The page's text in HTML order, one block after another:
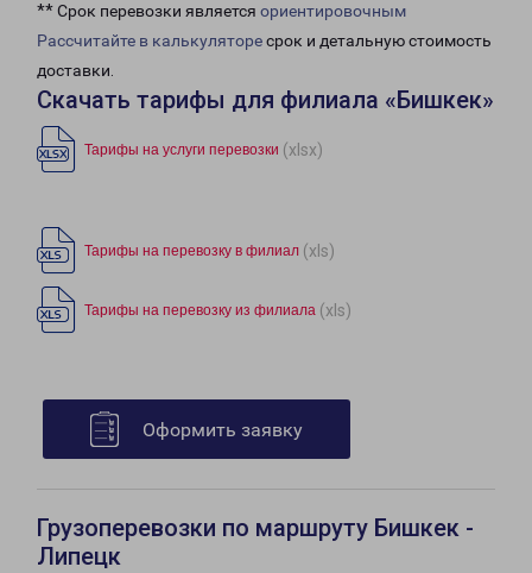
** Срок перевозки является ориентировочным
Рассчитайте в калькуляторесрок и детальную стоимость
доставки.
Скачать тарифы для филиала «Бишкек»
Тарифы на услуги перевозки (xlsx)
Тарифы на перевозку в филиал (xls)
Тарифы на перевозку из филиала (xls)
Оформить заявку
Грузоперевозки по маршруту Бишкек -
Липецк